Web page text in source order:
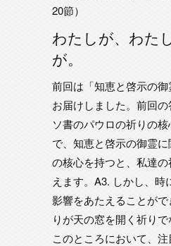
20節）
わたしが、わた
が。
前回は「知恵と啓示の
お届けしました。前回
ソ書のパウロの祈りの
で、知恵と啓示の御霊
の核心を持つと、私達
えます。A3. しかし、時
影響をあたえることが
りが天の窓を開く祈りで
このところにおいて、